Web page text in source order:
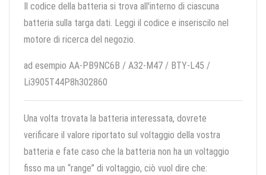
Il codice della batteria si trova all'interno di ciascuna
batteria sulla targa dati. Leggi il codice e inseriscilo nel
motore di ricerca del negozio.
ad esempio AA-PB9NC6B / A32-M47 / BTY-L45 /
Li3905T44P8h302860
Una volta trovata la batteria interessata, dovrete
verificare il valore riportato sul voltaggio della vostra
batteria e fate caso che la batteria non ha un voltaggio
fisso ma un “range” di voltaggio, ciò vuol dire che: